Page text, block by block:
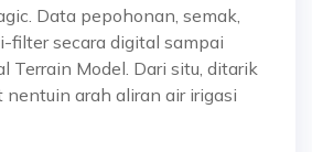
Data pepohonan, semak,
filter secara digital sampai
Terrain Model. Dari situ, ditarik
nentuin arah aliran air irigasi